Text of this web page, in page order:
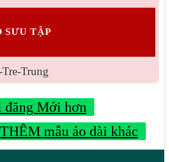
SƯU TẬP
Trung
đăng Mới hơn
mẫu áo dài khác